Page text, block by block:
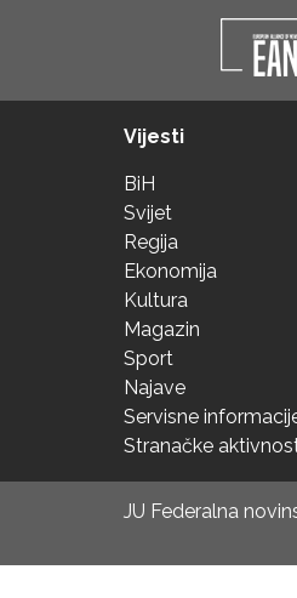
Vijesti
BiH
Svijet
Regija
Ekonomija
Kultura
Magazin
Sport
Najave
Servisne
Stranačke
JU Federalna